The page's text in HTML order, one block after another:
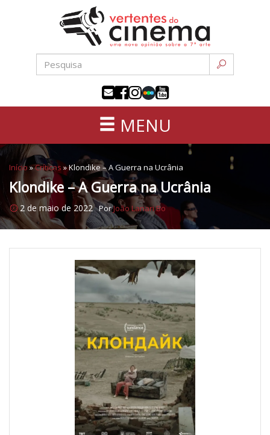
conteúdo
sétima
MENU
Início »Críticas »Klondike – A Guerra na Ucrânia
Klondike – A Guerra na Ucrânia
2 de maio de 2022 PorJoão Lanari Bo